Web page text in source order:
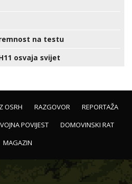
na testu
osvaja svijet
OSRH RAZGOVOR
REPORTAŽA
VOJNA POVIJEST
DOMOVINSKI RAT
MAGAZIN